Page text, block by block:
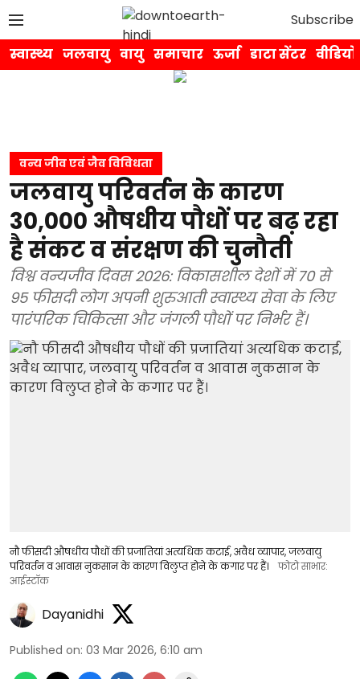
Subscribe
स्वास्थ्य जलवायु वायु समाचार ऊर्जा डाटा सेंटर वीडियो
वन्य जीव एवं जैव विविधता
जलवायु परिवर्तन के कारण
30,000 औषधीय पौधों पर बढ़ रहा
है संकट व संरक्षण की चुनौती
विश्व वन्यजीव दिवस 2026: विकासशील देशों में 70 से
95 फीसदी लोग अपनी शुरुआती स्वास्थ्य सेवा के लिए
पारंपरिक चिकित्सा और जंगली पौधों पर निर्भर हैं।
नौ फीसदी औषधीय पौधों की प्रजातियां अत्यधिक कटाई, अवैध व्यापार, जलवायु
परिवर्तन व आवास नुकसान के कारण विलुप्त होने के कगार पर हैं।
फोटो साभार:
आईस्टॉक
Dayanidhi
Published on: 03 Mar 2026, 6:10 am